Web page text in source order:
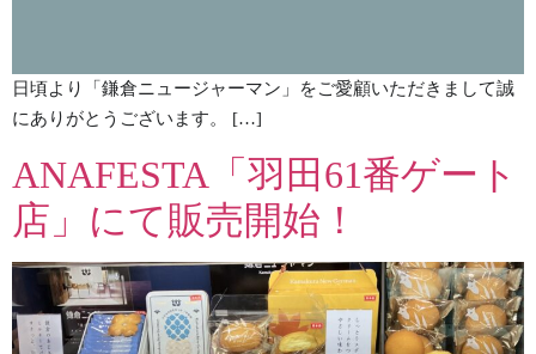
日頃より「鎌倉ニュージャーマン」をご愛顧いただきまして誠
にありがとうございます。 […]
ANAFESTA「羽田61番ゲート
店」にて販売開始！